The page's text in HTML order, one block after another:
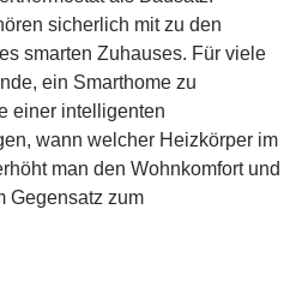
sicherlich mit zu den
smarten Zuhauses. Für viele
ein Smarthome zu
einer intelligenten
wann welcher Heizkörper im
man den Wohnkomfort und
Gegensatz zum